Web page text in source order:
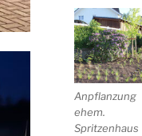
Anpflanzung
ehem.
Spritzenhaus